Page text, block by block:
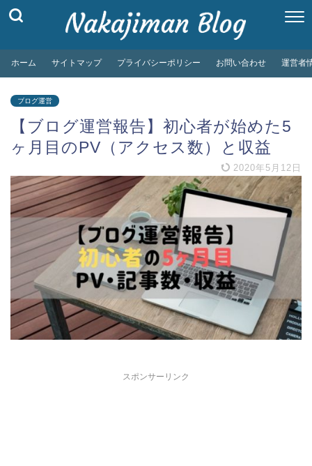
ホーム サイトマップ プライバシーポリシー お問い合わせ 運営者
ブログ運営
【ブログ運営報告】初心者が始めた5
ヶ月目のPV（アクセス数）と収益
2020年5月12日
スポンサーリンク